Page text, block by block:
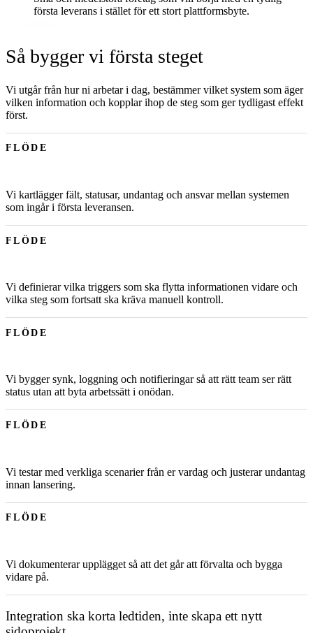
första leverans i stället för ett stort plattformsbyte.
Så bygger vi första steget
Vi utgår från hur ni arbetar i dag, bestämmer vilket system som äger
vilken information och kopplar ihop de steg som ger tydligast effekt
först.
FLÖDE
Vi kartlägger fält, statusar, undantag och ansvar mellan systemen
som ingår i första leveransen.
FLÖDE
Vi definierar vilka triggers som ska flytta informationen vidare och
vilka steg som fortsatt ska kräva manuell kontroll.
FLÖDE
Vi bygger synk, loggning och notifieringar så att rätt team ser rätt
status utan att byta arbetssätt i onödan.
FLÖDE
Vi testar med verkliga scenarier från er vardag och justerar undantag
innan lansering.
FLÖDE
Vi dokumenterar upplägget så att det går att förvalta och bygga
vidare på.
Integration ska korta ledtiden, inte skapa ett nytt